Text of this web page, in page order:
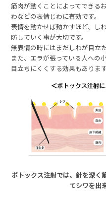
筋肉が動くことによってできる
わなどの表情じわに有効です。
表情を動かせば動かすほど、し
防していく事が大切です。
無表情の時にはまだしわが目立
また、エラが張っている人への
目立ちにくくする効果もあります
ボトックス注射では、針を深く
てシワを出